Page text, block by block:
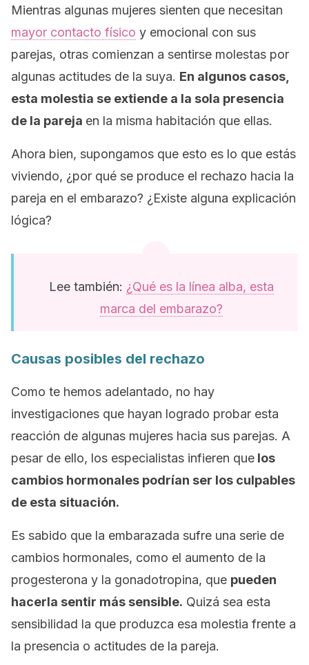
Mientras algunas mujeres sienten que necesitan
mayor contacto físico y emocional con sus
parejas, otras comienzan a sentirse molestas por
algunas actitudes de la suya. En algunos casos,
esta molestia se extiende a la sola presencia
de la pareja en la misma habitación que ellas.
Ahora bien, supongamos que esto es lo que estás
viviendo, ¿por qué se produce el rechazo hacia la
pareja en el embarazo? ¿Existe alguna explicación
lógica?
Lee también: ¿Qué es la línea alba, esta
marca del embarazo?
Causas posibles del rechazo
Como te hemos adelantado, no hay
investigaciones que hayan logrado probar esta
reacción de algunas mujeres hacia sus parejas. A
pesar de ello, los especialistas infieren que los
cambios hormonales podrían ser los culpables
de esta situación.
Es sabido que la embarazada sufre una serie de
cambios hormonales, como el aumento de la
progesterona y la gonadotropina, que pueden
hacerla sentir más sensible. Quizá sea esta
sensibilidad la que produzca esa molestia frente a
la presencia o actitudes de la pareja.